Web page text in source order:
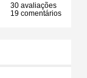
30 avaliações
19 comentários